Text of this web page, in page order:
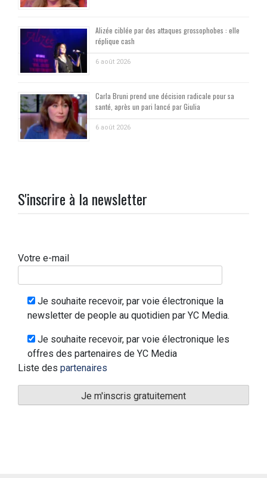
Alizée ciblée par des attaques grossophobes : elle
réplique cash
6 août 2026
Carla Bruni prend une décision radicale pour sa
santé, après un pari lancé par Giulia
6 août 2026
S'inscrire à la newsletter
Votre e-mail
Je souhaite recevoir, par voie électronique la
newsletter de people au quotidien par YC Media.
Je souhaite recevoir, par voie électronique les
offres des partenaires de YC Media
Liste des partenaires